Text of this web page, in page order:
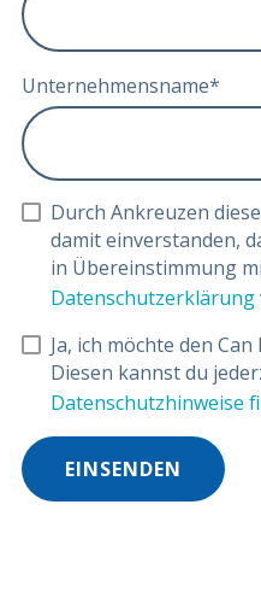
Unternehmensname*
Durch Ankreuzen
damit einverstanden,
in Übereinstimmung
Datenschutzerklärung
Ja, ich möchte den
Diesen kannst du
Datenschutzhinweise